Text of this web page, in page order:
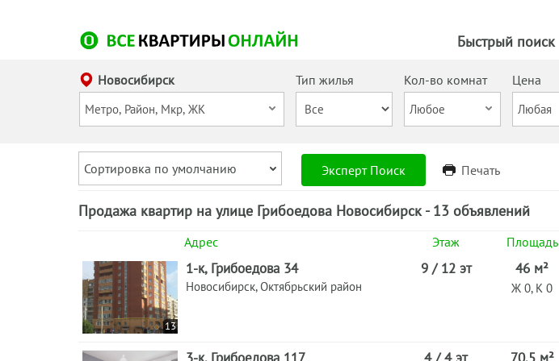
Быстрый поиск
Новосибирск Тип жилья Кол-во комнат
Цена
Сортировка по умолчанию Эксперт Поиск Печать
Продажа квартир на улице Грибоедова Новосибирск - 13 объявлений
Адрес Этаж Площадь
13
1-к, Грибоедова 34
Новосибирск, Октябрьский район
9 / 12 эт 46 м²
Ж 0, К 0